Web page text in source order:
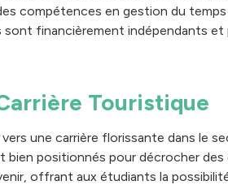
compétences en gestion du
sont financièrement indépendants et
Touristique
une carrière florissante dans le
bien positionnés pour décrocher des
offrant aux étudiants la